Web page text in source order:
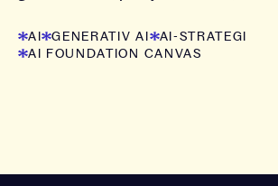
AI GENERATIV AI
AI-STRATEGI
AI FOUNDATION CANVAS